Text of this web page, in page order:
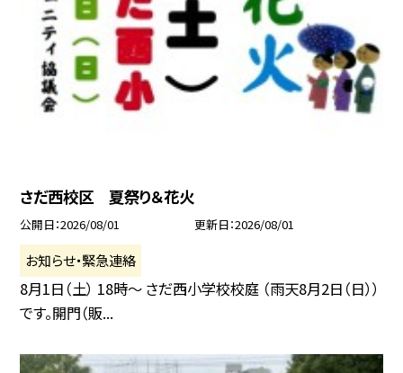
さだ西校区 夏祭り＆花火
公開日 2026/08/01 更新日 2026/08/01
お知らせ・緊急連絡
8月1日（土） 18時〜 さだ西小学校校庭 （雨天8月2日（日））
です。開門（販...